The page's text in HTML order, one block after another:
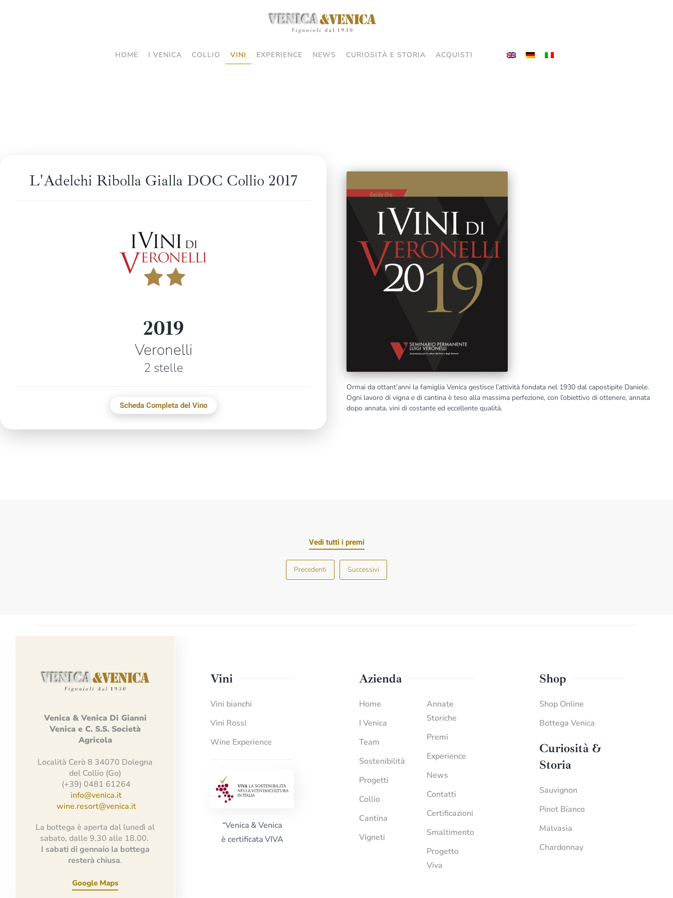
HOME I VENICA COLLIO VINI EXPERIENCE NEWS CURIOSITÀ E STORIA ACQUISTI
L'Adelchi Ribolla Gialla DOC Collio 2017
2019
Veronelli
2 stelle
Scheda Completa del Vino
Ormai da ottant’anni la famiglia Venica gestisce l’attività fondata nel 1930 dal capostipite Daniele.
Ogni lavoro di vigna e di cantina è teso alla massima perfezione, con l’obiettivo di ottenere, annata
dopo annata, vini di costante ed eccellente qualità.
Vedi tutti i premi
Precedenti Successivi
Venica &Venica Di Gianni
VenicaeC. S.S. Società
Agricola
Località Cerò 8 34070 Dolegna
del Collio (Go)
(+39) 0481 61264
info@venica.it
wine.resort@venica.it
La bottega è aperta dal lunedì al
sabato, dalle 9.30 alle 18.00.
I sabati di gennaio la bottega
resterà chiusa.
Google Maps
Vini
Vini bianchi
Vini Rossi
Wine Experience
“Venica & Venica
è certificata VIVA
Azienda
Home
I Venica
Team
Sostenibilità
Progetti
Collio
Cantina
Vigneti
Annate
Storiche
Premi
Experience
News
Contatti
Certificazioni
Smaltimento
Progetto
Viva
Shop
Shop Online
Bottega Venica
Curiosità &
Storia
Sauvignon
Pinot Bianco
Malvasia
Chardonnay